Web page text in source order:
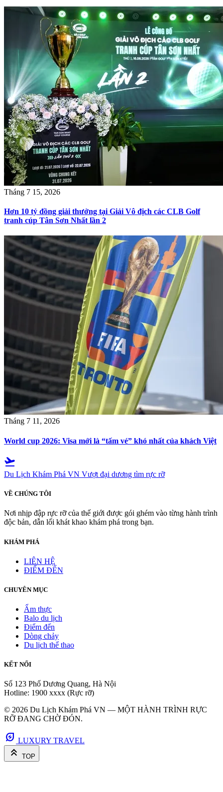
Tháng 7 15, 2026
Hơn 10 tỷ đồng giải thưởng tại Giải Vô địch các CLB Golf
tranh cúp Tân Sơn Nhất lần 2
Tháng 7 11, 2026
World cup 2026: Visa mới là “tấm vé” khó nhất của khách Việt
flight_takeoff
Du Lịch Khám Phá VN Vượt đại dương tìm rực rỡ
VỀ CHÚNG TÔI
Nơi nhịp đập rực rỡ của thế giới được gói ghém vào từng hành trình
độc bản, dẫn lối khát khao khám phá trong bạn.
KHÁM PHÁ
LIÊN HỆ
ĐIỂM ĐẾN
CHUYÊN MỤC
Ẩm thực
Balo du lịch
Điểm đến
Dòng chảy
Du lịch thể thao
KẾT NỐI
Số 123 Phố Dương Quang, Hà Nội
Hotline: 1900 xxxx (Rực rỡ)
© 2026 Du Lịch Khám Phá VN — MỘT HÀNH TRÌNH RỰC
RỠ ĐANG CHỜ ĐÓN.
energy_savings_leaf LUXURY TRAVEL
keyboard_double_arrow_up TOP